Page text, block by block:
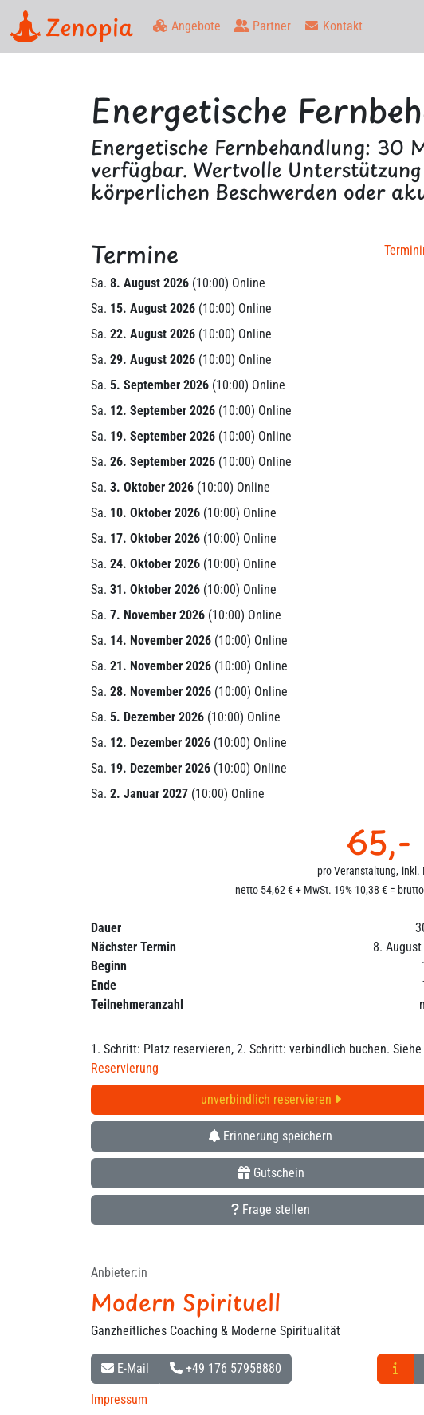
Zenopia Angebote Partner Kontakt
Energetische
Energetische Fernbehandlung: 30
verfügbar. Wertvolle
körperlichen Beschwerden oder
Termine
Sa. 8. August 2026 (10:00) Online
Sa. 15. August 2026 (10:00) Online
Sa. 22. August 2026 (10:00) Online
Sa. 29. August 2026 (10:00) Online
Sa. 5. September 2026 (10:00) Online
Sa. 12. September 2026 (10:00) Online
Sa. 19. September 2026 (10:00) Online
Sa. 26. September 2026 (10:00) Online
Sa. 3. Oktober 2026 (10:00) Online
Sa. 10. Oktober 2026 (10:00) Online
Sa. 17. Oktober 2026 (10:00) Online
Sa. 24. Oktober 2026 (10:00) Online
Sa. 31. Oktober 2026 (10:00) Online
Sa. 7. November 2026 (10:00) Online
Sa. 14. November 2026 (10:00) Online
Sa. 21. November 2026 (10:00) Online
Sa. 28. November 2026 (10:00) Online
Sa. 5. Dezember 2026 (10:00) Online
Sa. 12. Dezember 2026 (10:00) Online
Sa. 19. Dezember 2026 (10:00) Online
Sa. 2. Januar 2027 (10:00) Online
pro Veranstaltung, inkl.
netto 54,62 € + MwSt. 19% 10,38 € =
Dauer
Nächster Termin
8.
Beginn
Ende
Teilnehmeranzahl
1. Schritt: Platz reservieren, 2. Schritt: verbindlich buchen. Siehe
Reservierung
unverbindlich reservieren
Erinnerung speichern
Gutschein
Frage stellen
Anbieter:in
Modern Spirituell
Ganzheitliches Coaching & Moderne Spiritualität
E-Mail +49 176 57958880
Impressum